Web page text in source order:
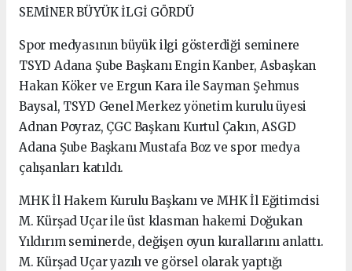
SEMİNER BÜYÜK İLGİ GÖRDÜ
Spor medyasının büyük ilgi gösterdiği seminere
TSYD Adana Şube Başkanı Engin Kanber, Asbaşkan
Hakan Köker ve Ergun Kara ile Sayman Şehmus
Baysal, TSYD Genel Merkez yönetim kurulu üyesi
Adnan Poyraz, ÇGC Başkanı Kurtul Çakın, ASGD
Adana Şube Başkanı Mustafa Boz ve spor medya
çalışanları katıldı.
MHK İl Hakem Kurulu Başkanı ve MHK İl Eğitimcisi
M. Kürşad Uçar ile üst klasman hakemi Doğukan
Yıldırım seminerde, değişen oyun kurallarını anlattı.
M. Kürşad Uçar yazılı ve görsel olarak yaptığı